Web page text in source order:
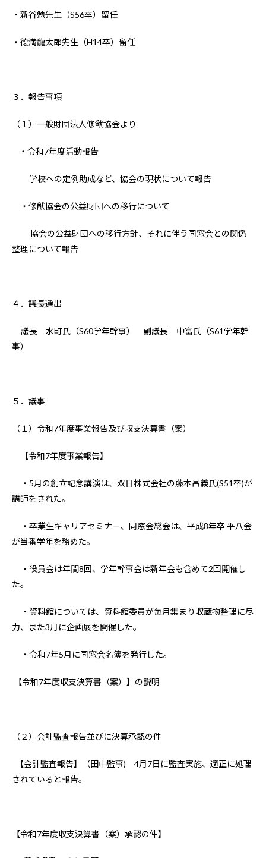
・新谷勉先生（S56卒）留任
・德満龍太郎先生（H14卒）留任
３．報告事項
（１）一般財団法人修猷協会より
・令和7年度活動報告
学校への定例助成など、協会の現状について報告
・修猷協会の公益財団への移行について
協会の公益財団への移行方針、それに伴う同窓会との関係
整理について報告
４．議長選出
議長 水町氏（S60学年幹事） 副議長 中富氏（S61学年幹
事）
５．議事
（１）令和7年度事業報告及び収支決算書（案）
【令和7年度事業報告】
・5月の創立記念講演は、双日株式会社の藤本昌義氏(S51卒)が
講師をされた。
・卒業生キャリアセミナー、同窓会総会は、平成8年卒 平八会
が当番学年を務めた。
・役員会は年間8回、学年幹事会は新年会も含めて2回開催し
た。
・資料館については、資料館委員が毎月集まり収蔵物整理に尽
力、また3月に企画展を開催した。
・令和7年5月に同窓会名簿を発行した。
【令和7年度収支決算書（案）】の説明
（２）会計監査報告並びに決算承認の件
【会計監査報告】（田中監事) 4月7日に監査実施、適正に処理
されていると報告。
【令和7年度収支決算書（案）承認の件】